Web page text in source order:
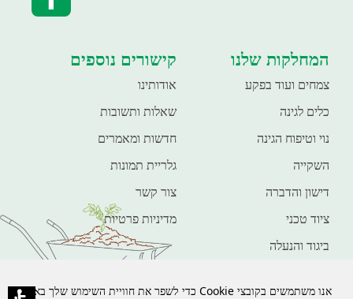
המחלקות שלנו
צמחים ועוד בפקע
כלים לגינה
נוי וטיפוח הגינה
השקייה
דישון והדברה
ציוד טכני
ביגוד והנעלה
קישורים נוספים
אודותינו
שאלות ותשובות
חדשות ומאמרים
גלריית תמונות
צור קשר
מדיניות פרטיות